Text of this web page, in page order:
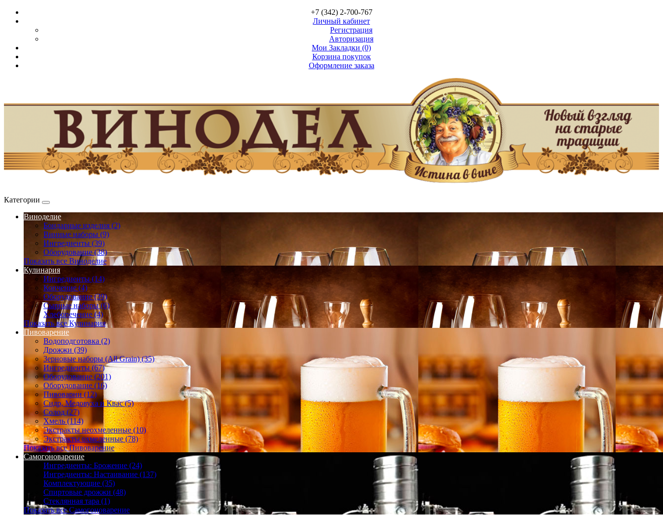
+7 (342) 2-700-767
Личный кабинет
Регистрация
Авторизация
Мои Закладки (0)
Корзина покупок
Оформление заказа
Категории
Виноделие
Бондарные изделия (2)
Винные наборы (9)
Ингредиенты (39)
Оборудование (38)
Показать все Виноделие
Кулинария
Ингредиенты (14)
Копчение (4)
Оборудование (39)
Сырные наборы (6)
Хлебопечение (4)
Показать все Кулинария
Пивоварение
Водоподготовка (2)
Дрожжи (39)
Зерновые наборы (All Grain) (35)
Ингредиенты (67)
Оборудование (201)
Оборудование (16)
Пивоварни (12)
Сидр, Медовуха и Квас (5)
Солод (27)
Хмель (114)
Экстракты неохмеленные (10)
Экстракты охмеленные (78)
Показать все Пивоварение
Самогоноварение
Ингредиенты: Брожение (24)
Ингредиенты: Настаивание (137)
Комплектующие (35)
Спиртовые дрожжи (48)
Стеклянная тара (1)
Показать все Самогоноварение